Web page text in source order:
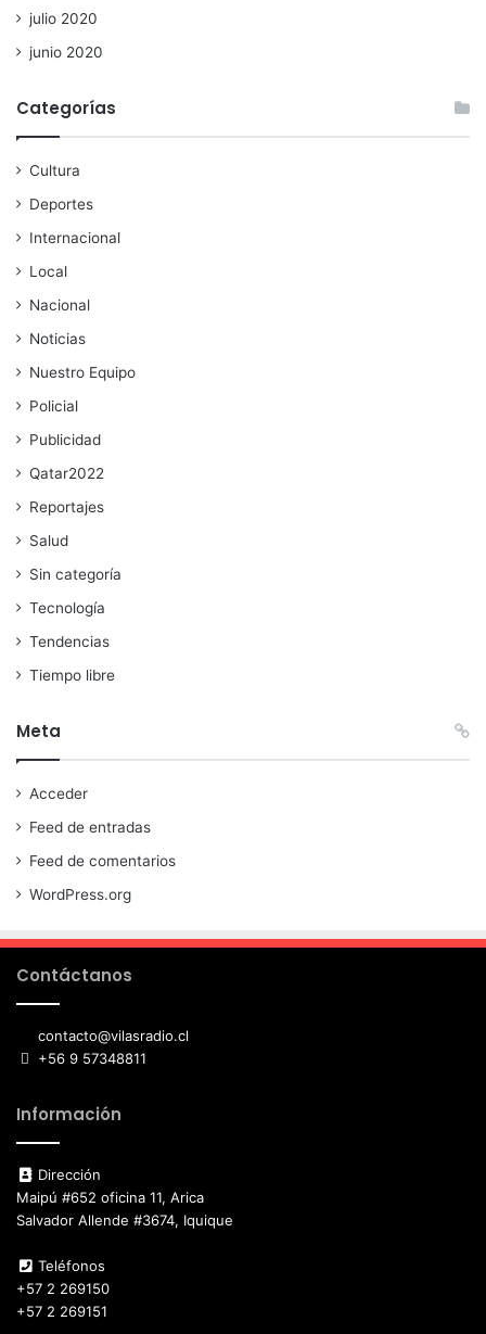
julio 2020
junio 2020
Categorías
Cultura
Deportes
Internacional
Local
Nacional
Noticias
Nuestro Equipo
Policial
Publicidad
Qatar2022
Reportajes
Salud
Sin categoría
Tecnología
Tendencias
Tiempo libre
Meta
Acceder
Feed de entradas
Feed de comentarios
WordPress.org
Contáctanos
contacto@vilasradio.cl
+56 9 57348811
Información
Dirección
Maipú #652 oficina 11, Arica
Salvador Allende #3674, Iquique
Teléfonos
+57 2 269150
+57 2 269151